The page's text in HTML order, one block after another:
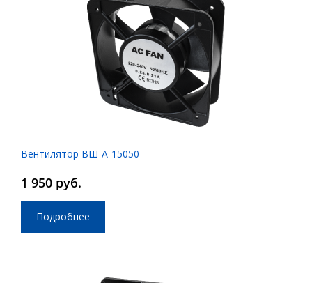
Вентилятор ВШ-А-15050
1 950 руб.
Подробнее